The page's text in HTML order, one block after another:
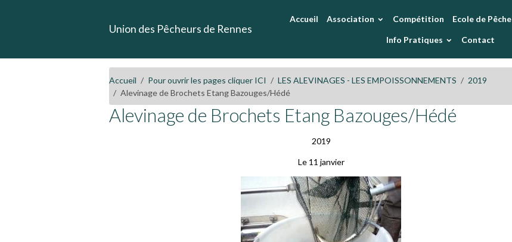
Union des Pêcheurs de Rennes
Accueil Association Compétition Ecole de Pêche
Info Pratiques Contact
Accueil Pour ouvrir les pages cliquer ICI LES ALEVINAGES - LES EMPOISSONNEMENTS
2019
Alevinage de Brochets Etang Bazouges/Hédé
Alevinage de Brochets Etang Bazouges/Hédé
2019
Le 11 janvier